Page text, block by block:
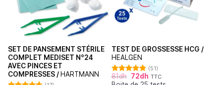
SET DE PANSEMENT STÉRILE
COMPLET MEDISET N°24
AVEC PINCES ET
COMPRESSES / HARTMANN
TEST DE GROSSESSE HCG /
HEALGEN
Note
4.88
(51)
81dh 72dh TTC